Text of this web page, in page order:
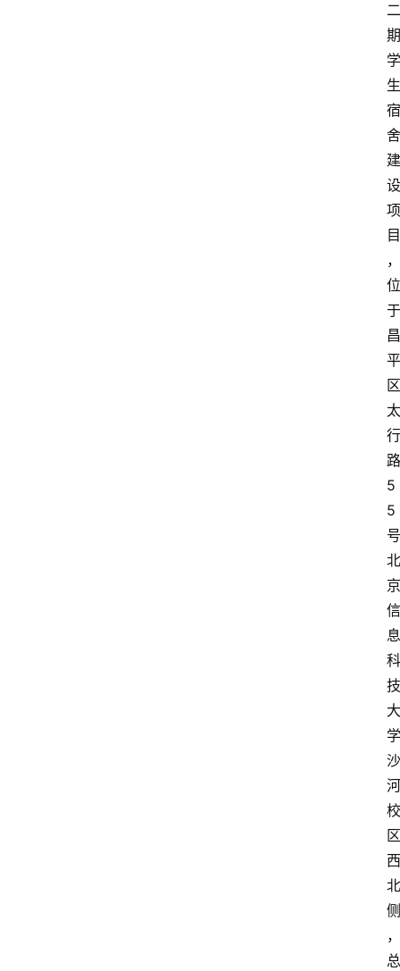
二
期
学
生
宿
舍
建
设
项
目
，
位
于
昌
平
区
太
行
路
5
5
号
北
京
信
息
科
技
大
学
沙
河
校
区
西
北
侧
，
总